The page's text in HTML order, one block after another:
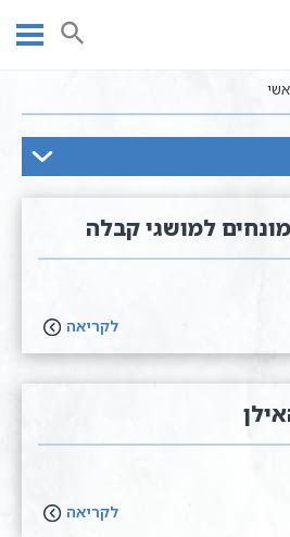
חיפוש
מונחים למושגי קבלה
לקריאה
לקריאה